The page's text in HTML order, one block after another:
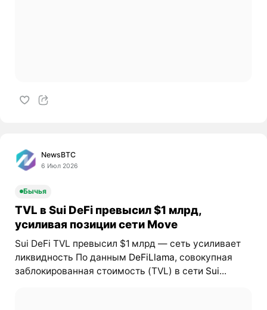
NewsBTC
6 Июл 2026
Бычья
TVL в Sui DeFi превысил $1 млрд,
усиливая позиции сети Move
Sui DeFi TVL превысил $1 млрд — сеть усиливает
ликвидность По данным DeFiLlama, совокупная
заблокированная стоимость (TVL) в сети Sui...